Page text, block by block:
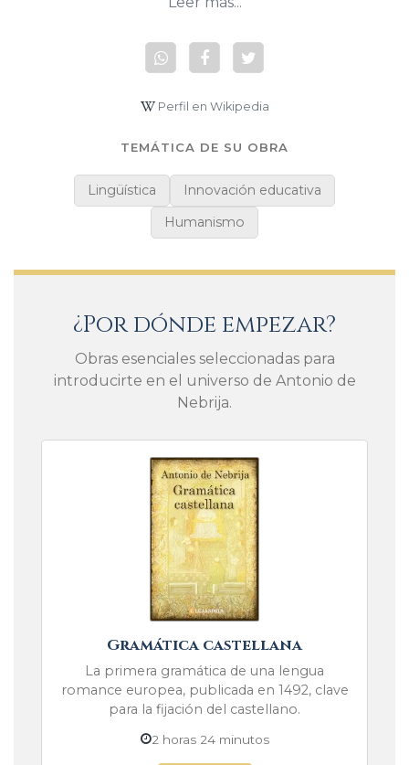
un primer diccionario latino-español y de
anticipación dentro del ámbito de las
llamadas lenguas vulgares.
Perfil en Wikipedia
TEMÁTICA DE SU OBRA
Lingüística
Innovación educativa
Humanismo
¿Por dónde empezar?
Obras esenciales seleccionadas para
introducirte en el universo de Antonio de
Nebrija.
Gramática castellana
La primera gramática de una lengua
romance europea, publicada en 1492, clave
para la fijación del castellano.
2 horas 24 minutos